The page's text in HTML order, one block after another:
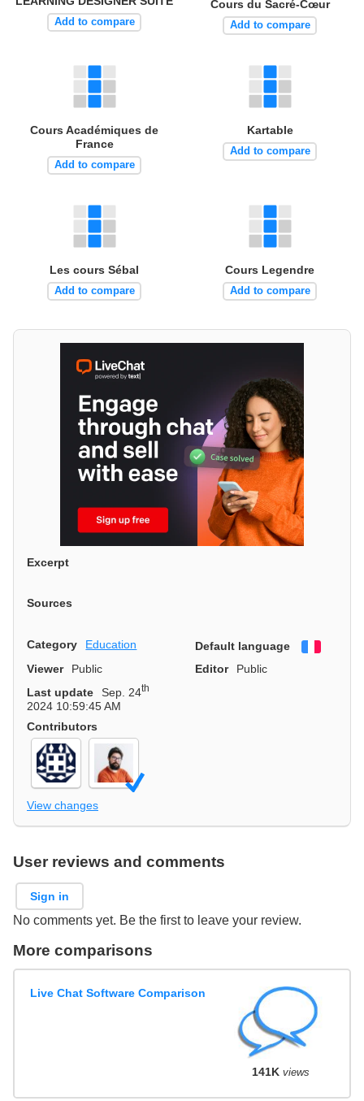
Add to compare
Cours du Sacré-Cœur
Add to compare
Cours Académiques de
France
Add to compare
Kartable
Add to compare
Les cours Sébal
Add to compare
Cours Legendre
Add to compare
Excerpt
Sources
Category Education Default language
Viewer
Public Editor
Public
Last update
Sep. 24th
2024 10:59:45 AM
Contributors
View changes
User reviews and comments
Sign in
No comments yet. Be the first to leave your review.
More comparisons
Live Chat Software Comparison
141K views